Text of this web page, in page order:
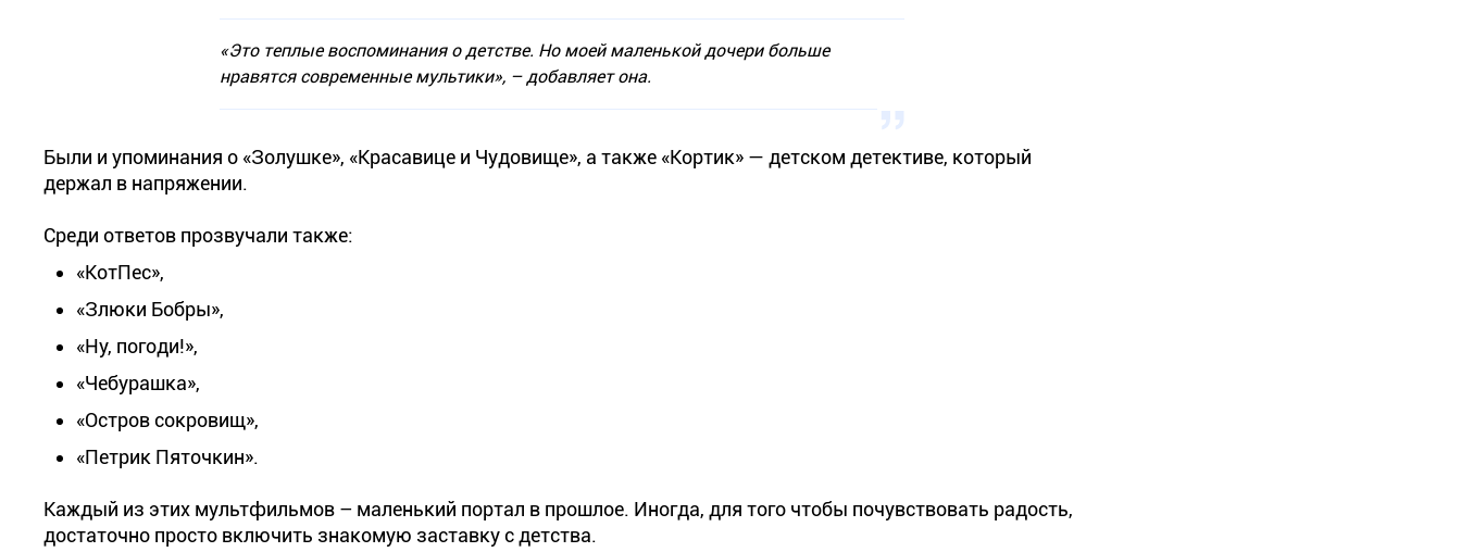
«Это теплые воспоминания о детстве. Но моей маленькой дочери больше
нравятся современные мультики», – добавляет она.
Были и упоминания о «Золушке», «Красавице и Чудовище», а также «Кортик» — детском детективе, который
держал в напряжении.
Среди ответов прозвучали также:
«КотПес»,
«Злюки Бобры»,
«Ну, погоди!»,
«Чебурашка»,
«Остров сокровищ»,
«Петрик Пяточкин».
Каждый из этих мультфильмов – маленький портал в прошлое. Иногда, для того чтобы почувствовать радость,
достаточно просто включить знакомую заставку с детства.